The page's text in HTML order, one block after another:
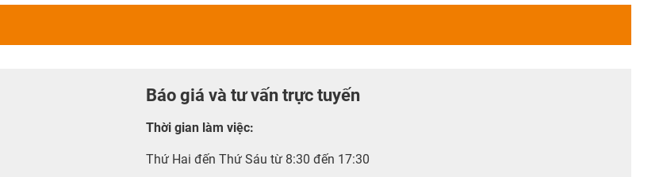
Báo giá và tư vấn trực tuyến
Thời gian làm việc:
Thứ Hai đến Thứ Sáu từ 8:30 đến 17:30